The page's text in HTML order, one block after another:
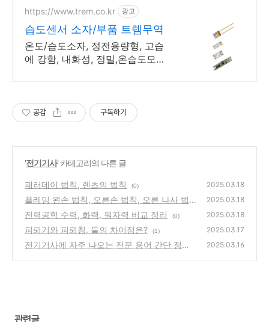
https://www.trem.co.kr 광고
습도센서 소자/부품 트렘무역
온도/습도소자, 정전용량형, 고습
에 강함, 내화성, 정밀,온습도모
공감 구독하기
'전기기사' 카테고리의 다른 글
패러데이 법칙, 렌츠의 법칙 (0) 2025.03.18
플레밍 왼손 법칙, 오른손 법칙, 오른 나사 법
칙 쉬운 정리
(0)
2025.03.18
전력공학 수력, 화력, 원자력 비교 정리 (0) 2025.03.18
피뢰기와 피뢰침, 둘의 차이점은? (1) 2025.03.17
전기기사에 자주 나오는 전문 용어 간단 정리
2025.03.16
관련글